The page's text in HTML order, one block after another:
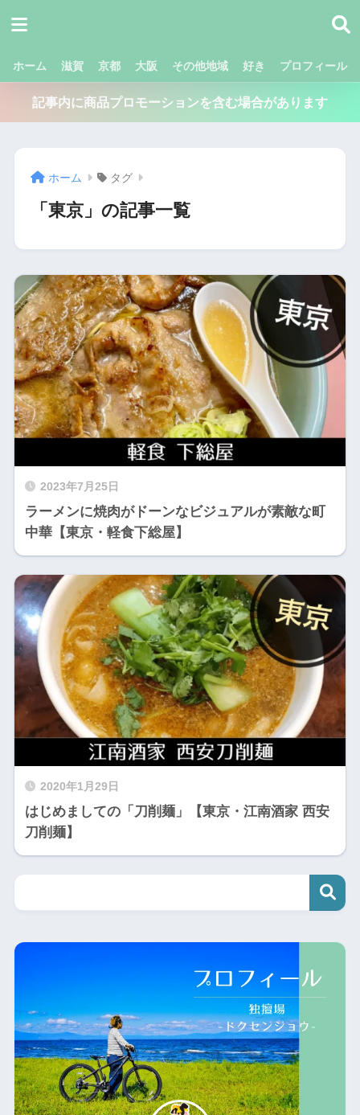
ホーム 滋賀 京都 大阪 その他地域 好き プロフィール
記事内に商品プロモーションを含む場合があります
ホーム タグ
「東京」の記事一覧
2023年7月25日
ラーメンに焼肉がドーンなビジュアルが素敵な町
中華【東京・軽食下総屋】
2020年1月29日
はじめましての「刀削麺」【東京・江南酒家 西安
刀削麺】